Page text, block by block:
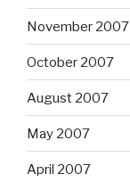
November 2007
October 2007
August 2007
May 2007
April 2007